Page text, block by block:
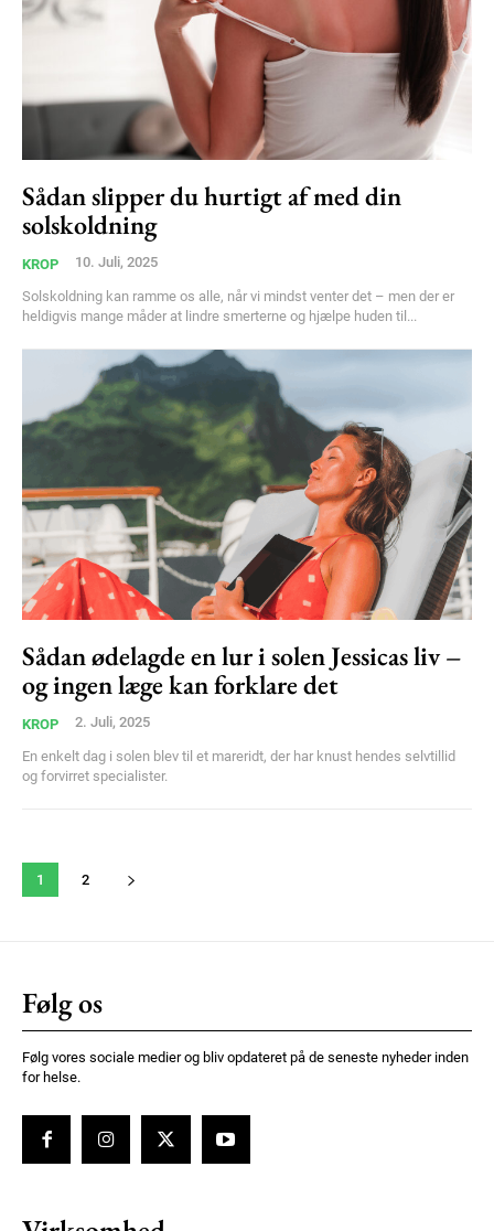
Nullam eu erat condimentum
Donec quis est ac felis
Orci varius natoque dolor
YEARLY PRICING MONTHLY PRICING
Sådan slipper du hurtigt af med din
solskoldning
KROP 10. Juli, 2025
Solskoldning kan ramme os alle, når vi mindst venter det – men der er
heldigvis mange måder at lindre smerterne og hjælpe huden til...
Sådan ødelagde en lur i solen Jessicas liv –
og ingen læge kan forklare det
KROP 2. Juli, 2025
En enkelt dag i solen blev til et mareridt, der har knust hendes selvtillid
og forvirret specialister.
1 2
Følg os
Følg vores sociale medier og bliv opdateret på de seneste nyheder inden
for helse.